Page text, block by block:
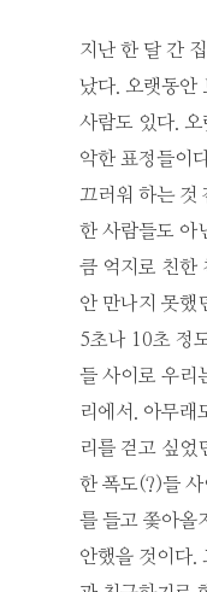
지난 한 달 간
났다. 오랫동안
사람도 있다.
악한 표정들이
끄러워 하는 것
한 사람들도 아
큼 억지로 친한
안 만나지 못했
5초나 10초 정
들 사이로 우리
리에서. 아무래
리를 걷고 싶었
한 폭도(?)들 사
를 들고 쫓아올
안했을 것이다.